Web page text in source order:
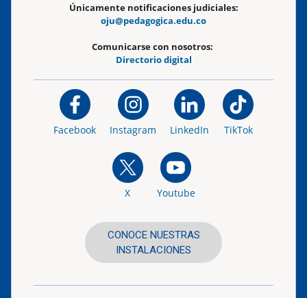
Únicamente notificaciones judiciales:
oju@pedagogica.edu.co
Comunicarse con nosotros:
Directorio digital
Facebook Instagram LinkedIn TikTok
X Youtube
CONOCE NUESTRAS
INSTALACIONES